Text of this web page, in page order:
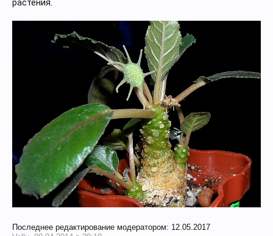
растения.
Последнее редактирование модератором: 12.05.2017